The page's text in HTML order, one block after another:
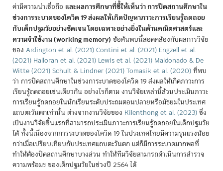
ค่ามีความน่าเชื่อถือ และผลการศึกษาที่ชี้ให้เห็นว่า การปิดสถานศึกษาใน
ช่วงการระบาดของโควิด 19 ส่งผลให้เกิดปัญหาภาวะการเรียนรู้ถดถอย
กับเด็กปฐมวัยอย่างชัดเจน โดยเฉพาะอย่างยิ่งในด้านคณิตศาสตร์และ
ความจำใช้งาน (working memory) ข้อค้นพบนี้สอดคล้องกับผลการวิจัย
ของ Ardington et al. (2021)Contini et al. (2021) Engzell et al.
(2021) Halloran et al. (2021) Lewis et al. (2021) Maldonado & De
Witte (2021)Schult & Lindner (2021)Tomasik et al. (2020)ที่พบ
ว่า การปิดสถานศึกษาในช่วงการะบาดของโควิด 19 ส่งผลให้เกิดภาวะการ
เรียนรู้ถดถอยเช่นเดียวกัน อย่างไรก็ตาม งานวิจัยเหล่านี้ล้วนประเมินภาวะ
การเรียนรู้ถดถอยในนักเรียนระดับประถมตอนปลายหรือมัธยมในประเทศ
แถบตะวันตกเท่านั้น ต่างจากงานวิจัยของ Kilenthong et al. (2023)ซึ่ง
เป็นงานวิจัยชิ้นแรกที่สามารถประเมินภาวะการเรียนรู้ถดถอยในเด็กปฐมวัย
ได้ ทั้งนี้เนื่องจากการระบาดของโควิด 19 ในประเทศไทยมีความรุนแรงน้อย
กว่าเมื่อเปรียบเทียบกับประเทศแถบตะวันตก แต่ก็มีการระบาดมากพอที่
ทำให้ต้องปิดสถานศึกษาบางส่วน ทำให้ทีมวิจัยสามารถดำเนินการสำรวจ
ความพร้อมฯ ของเด็กปฐมวัยในช่วงปี 2564 ได้